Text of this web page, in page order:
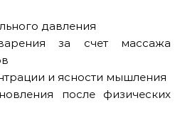
давления
за счет массажа
и ясности мышления
после физических